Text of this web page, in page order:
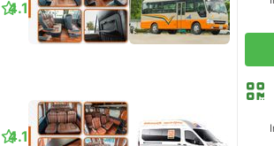
4.1
4.1